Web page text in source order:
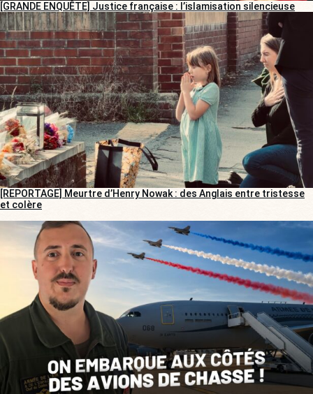
[GRANDE ENQUÊTE] Justice française : l’islamisation silencieuse
[REPORTAGE] Meurtre d’Henry Nowak : des Anglais entre tristesse
et colère